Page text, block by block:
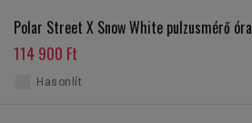
Polar Street X Snow White pulzusmérő óra
114 900 Ft
Hasonlít